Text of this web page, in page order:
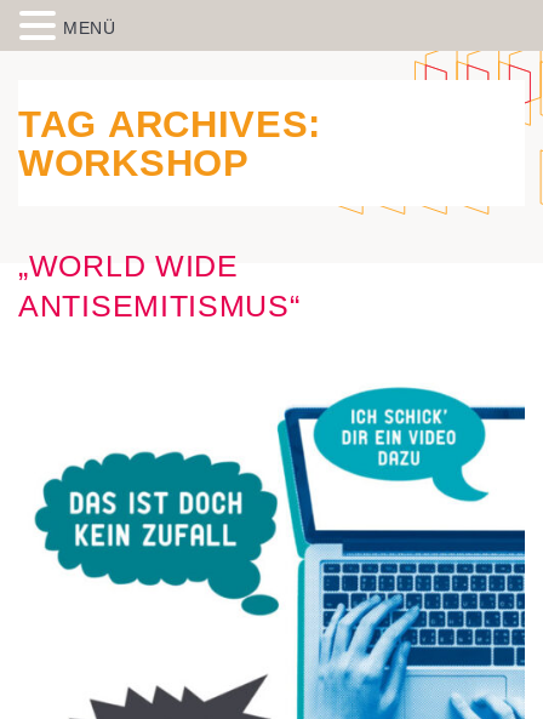
Spiegelbild – Politische Bildung
aus Wiesbaden
historisch-politische Bildungsarbeit in der Migrationsgesellschaft
TAG ARCHIVES:
WORKSHOP
„WORLD WIDE
ANTISEMITISMUS“
MENÜ